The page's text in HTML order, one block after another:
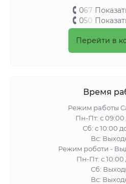
067
050
Перейти в
Время
Режим работы
Пн-Пт: с 09:00
Сб: с 10:00
Вс:
Режим роботи -
Пн-Пт: с 10:00
Сб:
Вс: